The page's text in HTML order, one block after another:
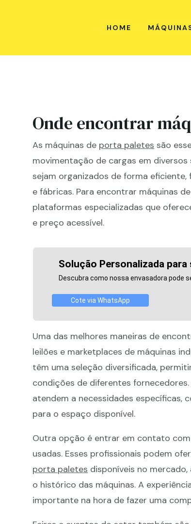
HOME
Onde encontrar
As máquinas de porta paletes são
movimentação de cargas em
sejam organizados de forma
e fábricas. Para encontrar máquinas de
plataformas especializadas que
e preço acessível.
Solução Personalizada
Descubra como nossa envasadora pode
Cote via WhatsApp
Uma das melhores maneiras de
leilões e marketplaces de máquinas
têm uma seleção diversificada,
condições de diferentes
atendem a necessidades específicas,
para o espaço disponível.
Outra opção é entrar em contato
usadas. Esses profissionais podem
porta paletes disponíveis no
o histórico das máquinas. A
importante na hora de fazer uma